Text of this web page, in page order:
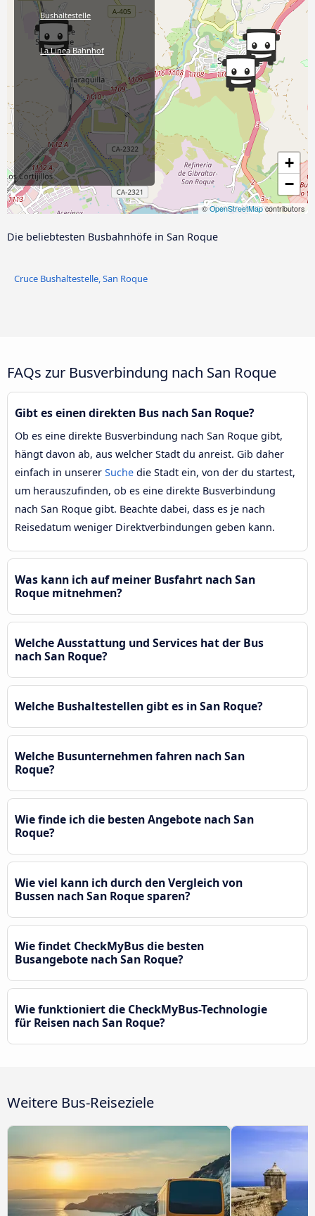
+
−
©OpenStreetMapcontributors
Bushaltestelle
La Linea Bahnhof
Die beliebtesten Busbahnhöfe in San Roque
Cruce Bushaltestelle, San Roque
FAQs zur Busverbindung nach San Roque
Gibt es einen direkten Bus nach San Roque?
Ob es eine direkte Busverbindung nach San Roque gibt,
hängt davon ab, aus welcher Stadt du anreist. Gib daher
einfach in unserer Suche die Stadt ein, von der du startest,
um herauszufinden, ob es eine direkte Busverbindung
nach San Roque gibt. Beachte dabei, dass es je nach
Reisedatum weniger Direktverbindungen geben kann.
Was kann ich auf meiner Busfahrt nach San
Roque mitnehmen?
Welche Ausstattung und Services hat der Bus
nach San Roque?
Welche Bushaltestellen gibt es in San Roque?
Welche Busunternehmen fahren nach San
Roque?
Wie finde ich die besten Angebote nach San
Roque?
Wie viel kann ich durch den Vergleich von
Bussen nach San Roque sparen?
Wie findet CheckMyBus die besten
Busangebote nach San Roque?
Wie funktioniert die CheckMyBus-Technologie
für Reisen nach San Roque?
Weitere Bus-Reiseziele